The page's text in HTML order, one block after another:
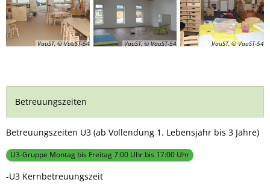
VauST, © VauST-54 VauST, © VauST-54 VauST, © VauST-54
Betreuungszeiten
Betreuungszeiten U3 (ab Vollendung 1. Lebensjahr bis 3 Jahre)
U3-Gruppe Montag bis Freitag 7:00 Uhr bis 17:00 Uhr
-U3 Kernbetreuungszeit